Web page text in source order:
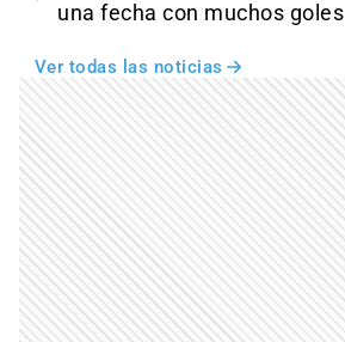
una fecha con muchos goles
Ver todas las noticias